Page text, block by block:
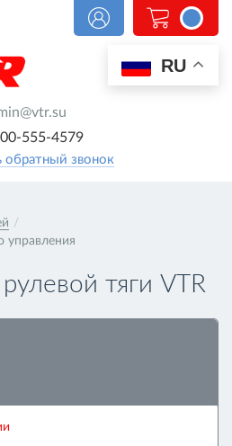
RU
555-4579
обратный звонок
/
управления
тяги VTR